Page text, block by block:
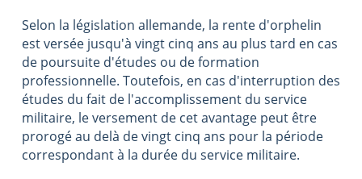
Selon la législation allemande, la rente d'orphelin
est versée jusqu'à vingt cinq ans au plus tard en cas
de poursuite d'études ou de formation
professionnelle. Toutefois, en cas d'interruption des
études du fait de l'accomplissement du service
militaire, le versement de cet avantage peut être
prorogé au delà de vingt cinq ans pour la période
correspondant à la durée du service militaire.